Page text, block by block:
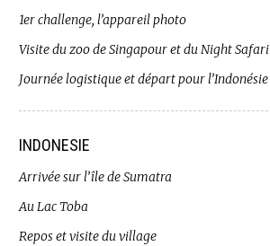
1er challenge, l’appareil photo
Visite du zoo de Singapour et du Night Safari
Journée logistique et départ pour l’Indonésie
INDONESIE
Arrivée sur l’île de Sumatra
Au Lac Toba
Repos et visite du village